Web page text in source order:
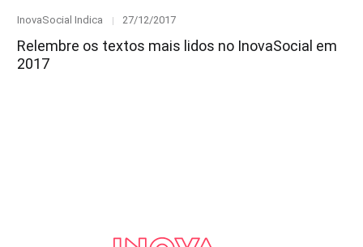
Category
InovaSocial Indica
Posted
27/12/2017
Relembre os textos mais lidos no InovaSocial em
2017